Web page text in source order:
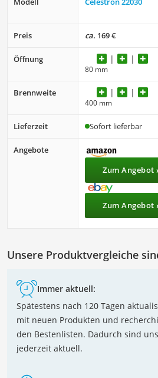
Preis ca. 169 €
Öffnung
80 mm
Brennweite
400 mm
Lieferzeit Sofort lieferbar
Angebote
Zum Angebot
Zum Angebot
Unsere Produktvergleiche
Immer aktuell:
Spätestens nach 120 Tagen
mit neuen Produkten und
den Bestenlisten. Dadurch sind
jederzeit aktuell.